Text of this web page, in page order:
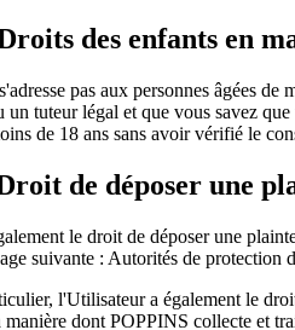
des enfants en
pas aux personnes âgées
un tuteur légal et que vous savez
de 18 ans sans avoir vérifié le
de déposer une
le droit de déposer une
suivante : Autorités de protection
l'Utilisateur a également le
dont POPPINS collecte et